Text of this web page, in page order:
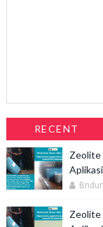
RECENT
Zeolite
Zeolite